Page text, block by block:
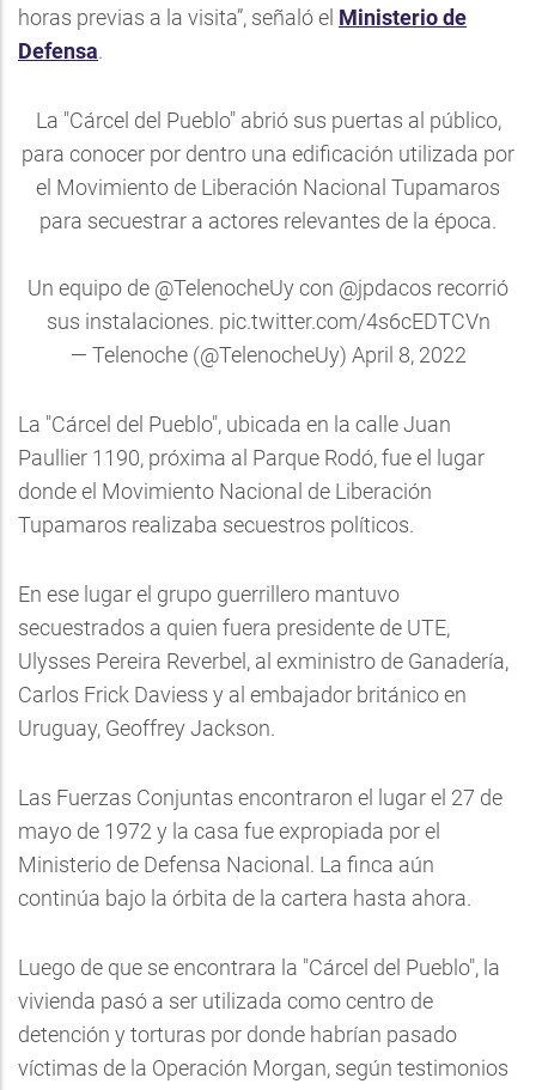
horas previas a la visita”, señaló el Ministerio de
Defensa.
La "Cárcel del Pueblo" abrió sus puertas al público,
para conocer por dentro una edificación utilizada por
el Movimiento de Liberación Nacional Tupamaros
para secuestrar a actores relevantes de la época.
Un equipo de @TelenocheUy con @jpdacos recorrió
sus instalaciones. pic.twitter.com/4s6cEDTCVn
— Telenoche (@TelenocheUy) April 8, 2022
La "Cárcel del Pueblo", ubicada en la calle Juan
Paullier 1190, próxima al Parque Rodó, fue el lugar
donde el Movimiento Nacional de Liberación
Tupamaros realizaba secuestros políticos.
En ese lugar el grupo guerrillero mantuvo
secuestrados a quien fuera presidente de UTE,
Ulysses Pereira Reverbel, al exministro de Ganadería,
Carlos Frick Daviess y al embajador británico en
Uruguay, Geoffrey Jackson.
Las Fuerzas Conjuntas encontraron el lugar el 27 de
mayo de 1972 y la casa fue expropiada por el
Ministerio de Defensa Nacional. La finca aún
continúa bajo la órbita de la cartera hasta ahora.
Luego de que se encontrara la "Cárcel del Pueblo", la
vivienda pasó a ser utilizada como centro de
detención y torturas por donde habrían pasado
víctimas de la Operación Morgan, según testimonios